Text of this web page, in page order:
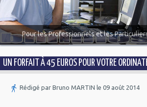
Pour les Professionnels et les
UN FORFAIT À 45 EUROS POUR VOTRE
Rédigé par Bruno MARTIN le 09 août 2014